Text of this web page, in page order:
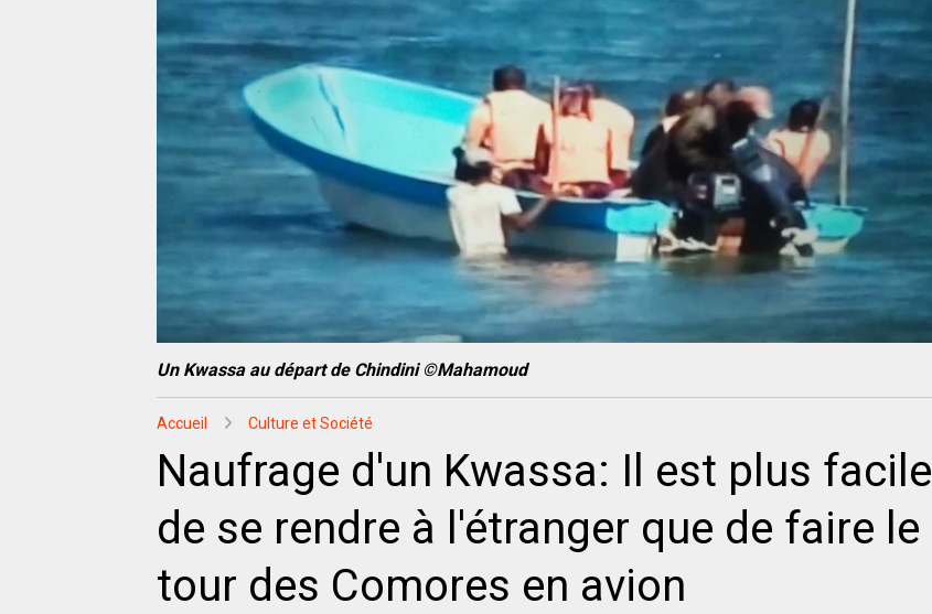
Un Kwassa au départ de Chindini ©Mahamoud
Accueil Culture et Société
Naufrage d'un Kwassa: Il est plus facile
de se rendre à l'étranger que de faire le
tour des Comores en avion